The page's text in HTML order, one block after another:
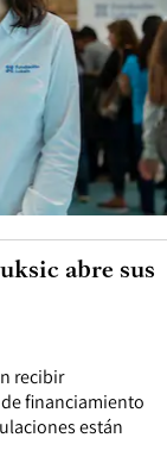
recibir
financiamiento
están
abre sus